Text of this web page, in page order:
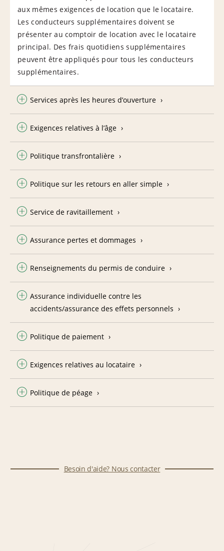
aux mêmes exigences de location que le locataire.
Les conducteurs supplémentaires doivent se
présenter au comptoir de location avec le locataire
principal. Des frais quotidiens supplémentaires
peuvent être appliqués pour tous les conducteurs
supplémentaires.
Services après les heures d’ouverture
Exigences relatives à l’âge
Politique transfrontalière
Politique sur les retours en aller simple
Service de ravitaillement
Assurance pertes et dommages
Renseignements du permis de conduire
Assurance individuelle contre les
accidents/assurance des effets personnels
Politique de paiement
Exigences relatives au locataire
Politique de péage
Besoin d'aide? Nous contacter